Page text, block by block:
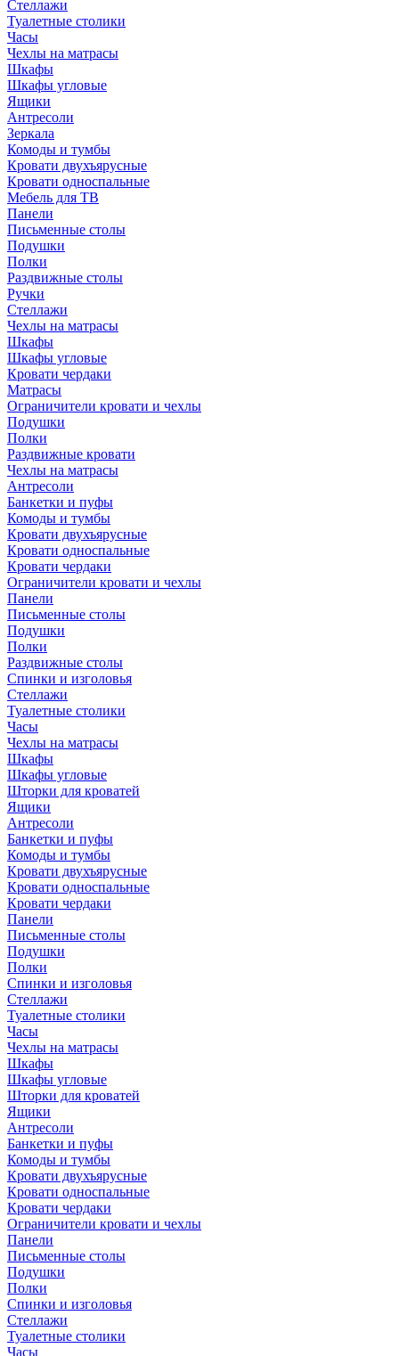
Стеллажи
Туалетные столики
Часы
Чехлы на матрасы
Шкафы
Шкафы угловые
Ящики
Антресоли
Зеркала
Комоды и тумбы
Кровати двухъярусные
Кровати односпальные
Мебель для ТВ
Панели
Письменные столы
Подушки
Полки
Раздвижные столы
Ручки
Стеллажи
Чехлы на матрасы
Шкафы
Шкафы угловые
Кровати чердаки
Матрасы
Ограничители кровати и чехлы
Подушки
Полки
Раздвижные кровати
Чехлы на матрасы
Антресоли
Банкетки и пуфы
Комоды и тумбы
Кровати двухъярусные
Кровати односпальные
Кровати чердаки
Ограничители кровати и чехлы
Панели
Письменные столы
Подушки
Полки
Раздвижные столы
Спинки и изголовья
Стеллажи
Туалетные столики
Часы
Чехлы на матрасы
Шкафы
Шкафы угловые
Шторки для кроватей
Ящики
Антресоли
Банкетки и пуфы
Комоды и тумбы
Кровати двухъярусные
Кровати односпальные
Кровати чердаки
Панели
Письменные столы
Подушки
Полки
Спинки и изголовья
Стеллажи
Туалетные столики
Часы
Чехлы на матрасы
Шкафы
Шкафы угловые
Шторки для кроватей
Ящики
Антресоли
Банкетки и пуфы
Комоды и тумбы
Кровати двухъярусные
Кровати односпальные
Кровати чердаки
Ограничители кровати и чехлы
Панели
Письменные столы
Подушки
Полки
Спинки и изголовья
Стеллажи
Туалетные столики
Часы